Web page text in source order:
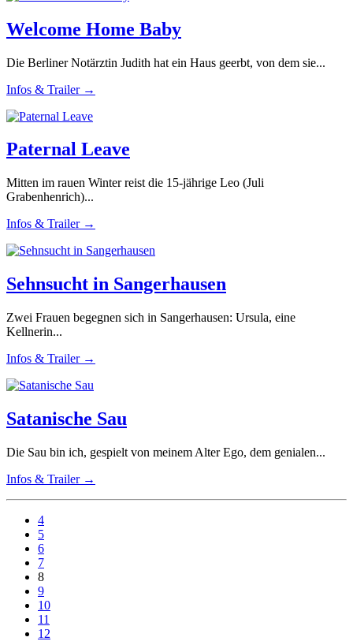
Welcome Home Baby
Die Berliner Notärztin Judith hat ein Haus geerbt, von dem sie...
Infos & Trailer →
Paternal Leave
Mitten im rauen Winter reist die 15-jährige Leo (Juli
Grabenhenrich)...
Infos & Trailer →
Sehnsucht in Sangerhausen
Zwei Frauen begegnen sich in Sangerhausen: Ursula, eine
Kellnerin...
Infos & Trailer →
Satanische Sau
Die Sau bin ich, gespielt von meinem Alter Ego, dem genialen...
Infos & Trailer →
4
5
6
7
8
9
10
11
12